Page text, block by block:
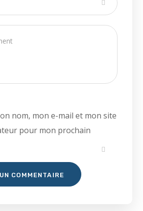
nom, mon e-mail et mon site
pour mon prochain